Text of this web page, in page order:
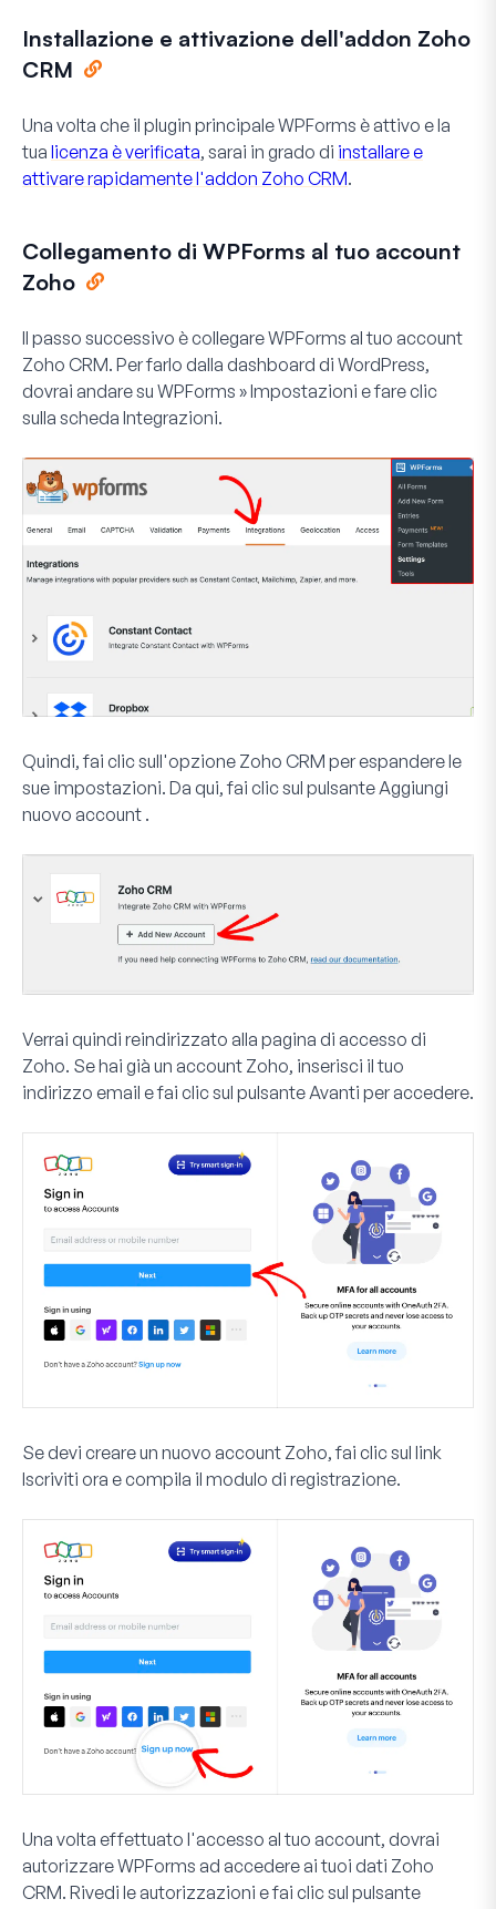
Installazione e attivazione dell'addon Zoho
CRM
Una volta che il plugin principale WPForms è attivo e la
tua licenza è verificata, sarai in grado di installare e
attivare rapidamente l'addon Zoho CRM.
Collegamento di WPForms al tuo account
Zoho
Il passo successivo è collegare WPForms al tuo account
Zoho CRM. Per farlo dalla dashboard di WordPress,
dovrai andare su WPForms » Impostazioni e fare clic
sulla scheda Integrazioni.
Quindi, fai clic sull'opzione Zoho CRM per espandere le
sue impostazioni. Da qui, fai clic sul pulsante Aggiungi
nuovo account .
Verrai quindi reindirizzato alla pagina di accesso di
Zoho. Se hai già un account Zoho, inserisci il tuo
indirizzo email e fai clic sul pulsante Avanti per accedere.
Se devi creare un nuovo account Zoho, fai clic sul link
Iscriviti ora e compila il modulo di registrazione.
Una volta effettuato l'accesso al tuo account, dovrai
autorizzare WPForms ad accedere ai tuoi dati Zoho
CRM. Rivedi le autorizzazioni e fai clic sul pulsante